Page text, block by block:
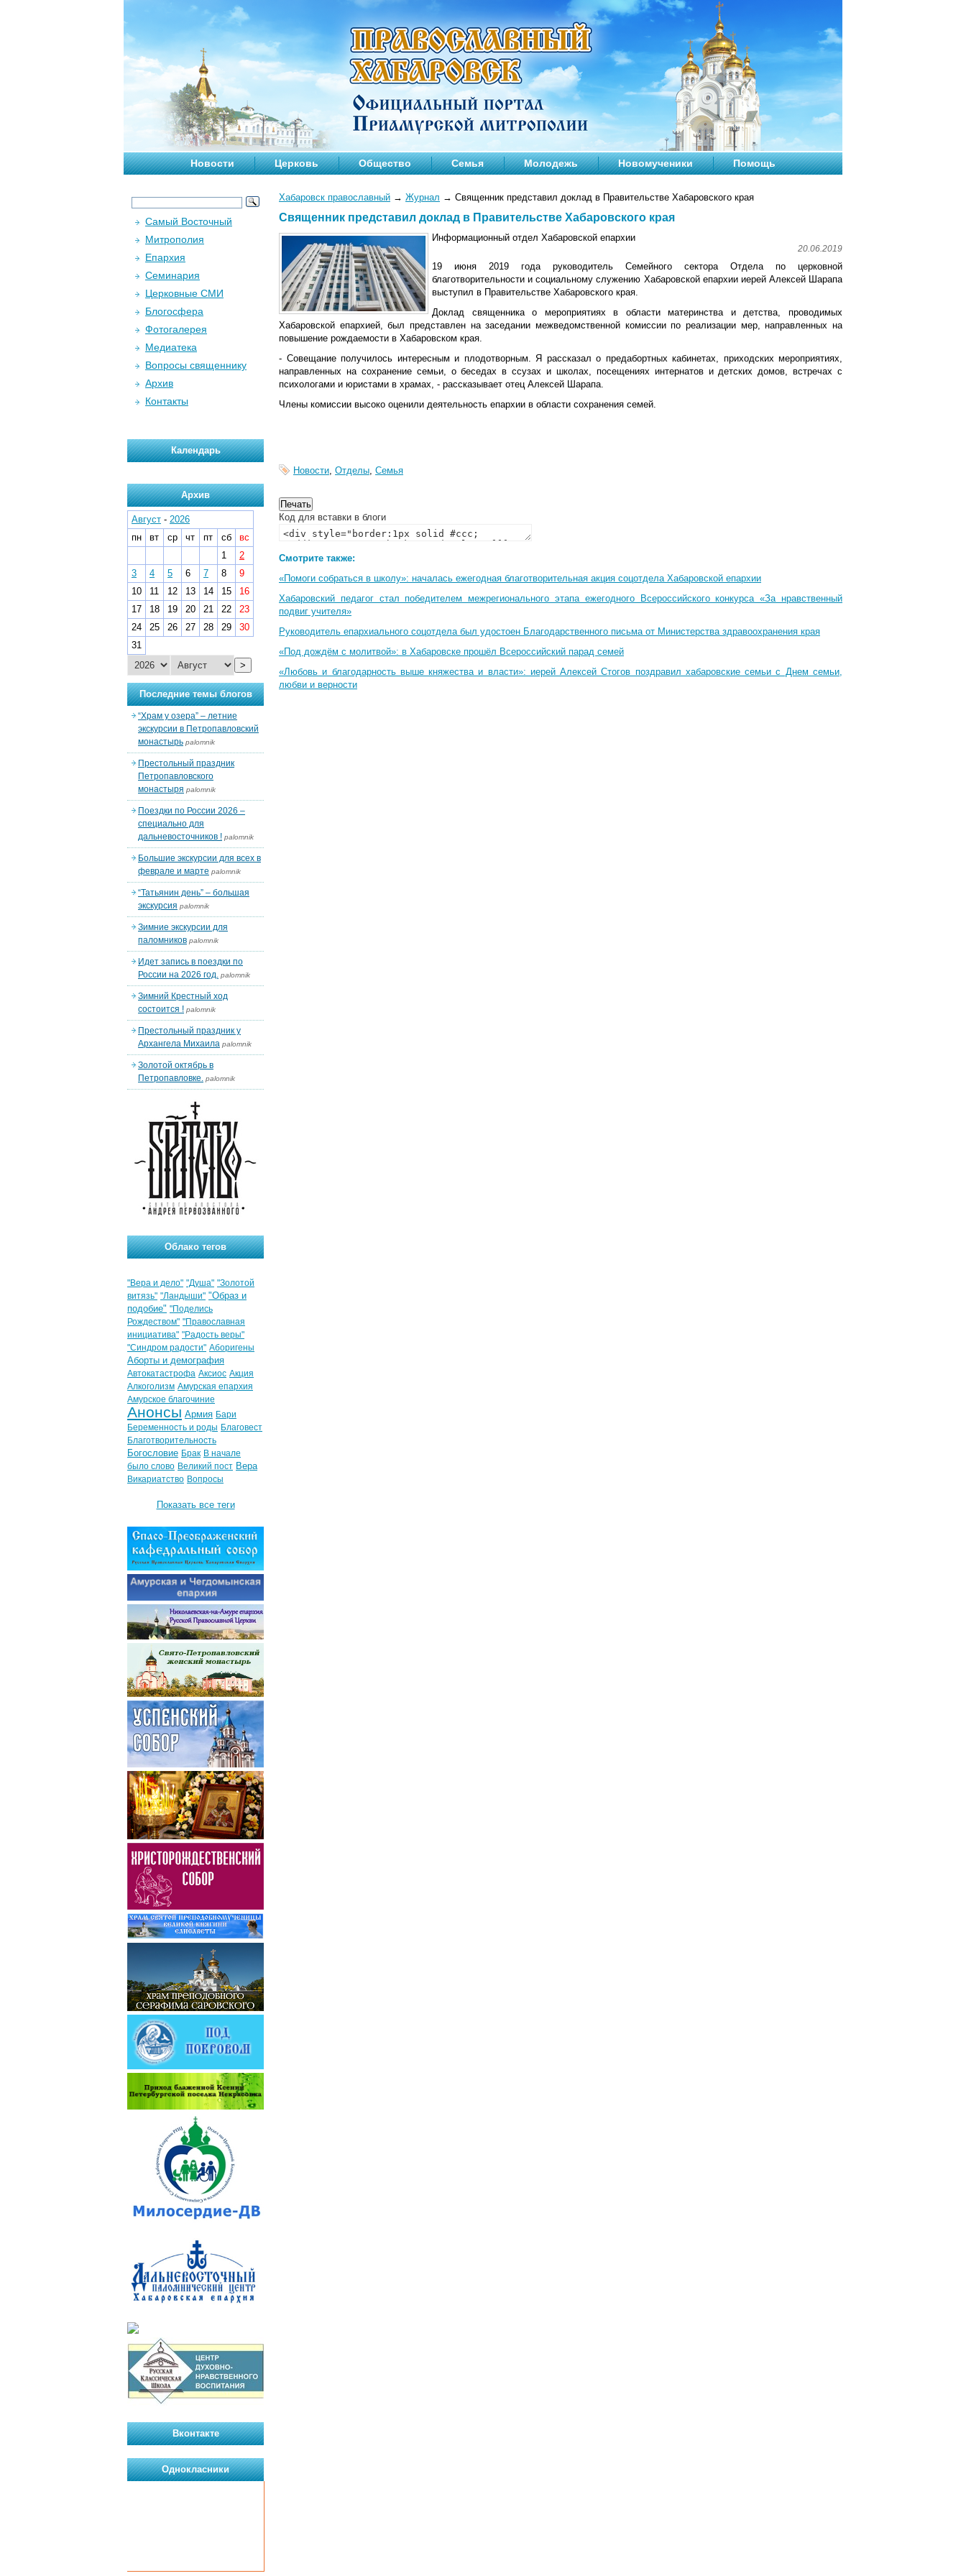
Новости Церковь Общество Семья Молодежь Новомученики Помощь
Хабаровск православный → Журнал → Священник представил доклад в Правительстве Хабаровского края
Священник представил доклад в Правительстве Хабаровского края
Информационный отдел Хабаровской епархии
20.06.2019
19 июня 2019 года руководитель Семейного сектора Отдела по церковной
благотворительности и социальному служению Хабаровской епархии иерей Алексей Шарапа
выступил в Правительстве Хабаровского края.
Доклад священника о мероприятиях в области материнства и детства, проводимых
Хабаровской епархией, был представлен на заседании межведомственной комиссии по реализации мер, направленных на
повышение рождаемости в Хабаровском края.
- Совещание получилось интересным и плодотворным. Я рассказал о предабортных кабинетах, приходских мероприятиях,
направленных на сохранение семьи, о беседах в ссузах и школах, посещениях интернатов и детских домов, встречах с
психологами и юристами в храмах, - рассказывает отец Алексей Шарапа.
Члены комиссии высоко оценили деятельность епархии в области сохранения семей.
Новости, Отделы, Семья
Код для вставки в блоги
Смотрите также:
«Помоги собраться в школу»: началась ежегодная благотворительная акция соцотдела Хабаровской епархии
Хабаровский педагог стал победителем межрегионального этапа ежегодного Всероссийского конкурса «За нравственный
подвиг учителя»
Руководитель епархиального соцотдела был удостоен Благодарственного письма от Министерства здравоохранения края
«Под дождём с молитвой»: в Хабаровске прошёл Всероссийский парад семей
«Любовь и благодарность выше княжества и власти»: иерей Алексей Стогов поздравил хабаровские семьи с Днем семьи,
любви и верности
Самый Восточный
Митрополия
Епархия
Семинария
Церковные СМИ
Блогосфера
Фотогалерея
Медиатека
Вопросы священнику
Архив
Контакты
Календарь
Архив
Август - 2026
пн
вт ср чт пт сб
вс
1
2
3
4 5 6 7 8
9
10
11 12 13 14 15
16
17
18 19 20 21 22
23
24
25 26 27 28 29
30
31
>
Последние темы блогов
“Храм у озера” – летние
экскурсии в Петропавловский
монастырь palomnik
Престольный праздник
Петропавловского
монастыря palomnik
Поездки по России 2026 –
специально для
дальневосточников ! palomnik
Большие экскурсии для всех в
феврале и марте palomnik
“Татьянин день” – большая
экскурсия palomnik
Зимние экскурсии для
паломников palomnik
Идет запись в поездки по
России на 2026 год. palomnik
Зимний Крестный ход
состоится ! palomnik
Престольный праздник у
Архангела Михаила palomnik
Золотой октябрь в
Петропавловке. palomnik
Облако тегов
"Вера и дело" "Душа" "Золотой
витязь" "Ландыши" "Образ и
подобие" "Поделись
Рождеством" "Православная
инициатива" "Радость веры"
"Синдром радости" Аборигены
Аборты и демография
Автокатастрофа Аксиос Акция
Алкоголизм Амурская епархия
Амурское благочиние
Анонсы Армия Бари
Беременность и роды Благовест
Благотворительность
Богословие Брак В начале
было слово Великий пост Вера
Викариатство Вопросы
Показать все теги
Вконтакте
Однокласники